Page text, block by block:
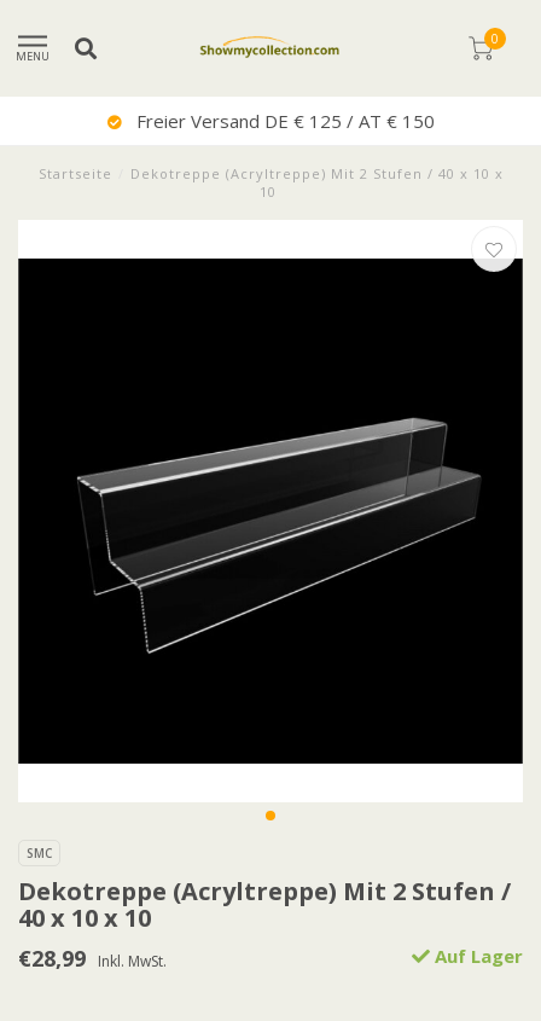
MENU
0
Sehr Guter Service
Startseite
Dekotreppe (Acryltreppe) Mit 2 Stufen / 40 x 10 x
10
SMC
Dekotreppe (Acryltreppe) Mit 2 Stufen /
40 x 10 x 10
€28,99 Inkl. MwSt. Auf Lager